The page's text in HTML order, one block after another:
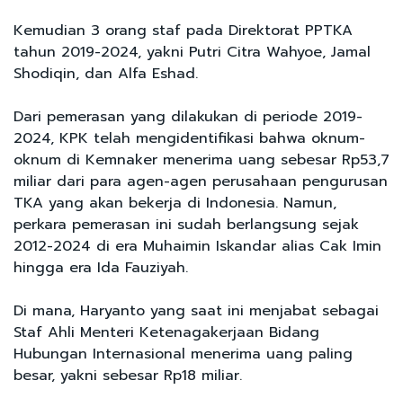
Kemudian 3 orang staf pada Direktorat PPTKA
tahun 2019-2024, yakni Putri Citra Wahyoe, Jamal
Shodiqin, dan Alfa Eshad.
Dari pemerasan yang dilakukan di periode 2019-
2024, KPK telah mengidentifikasi bahwa oknum-
oknum di Kemnaker menerima uang sebesar Rp53,7
miliar dari para agen-agen perusahaan pengurusan
TKA yang akan bekerja di Indonesia. Namun,
perkara pemerasan ini sudah berlangsung sejak
2012-2024 di era Muhaimin Iskandar alias Cak Imin
hingga era Ida Fauziyah.
Di mana, Haryanto yang saat ini menjabat sebagai
Staf Ahli Menteri Ketenagakerjaan Bidang
Hubungan Internasional menerima uang paling
besar, yakni sebesar Rp18 miliar.